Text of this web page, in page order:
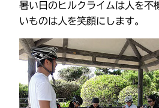
暑い日のヒルクライムは人を不
いものは人を笑顔にします。